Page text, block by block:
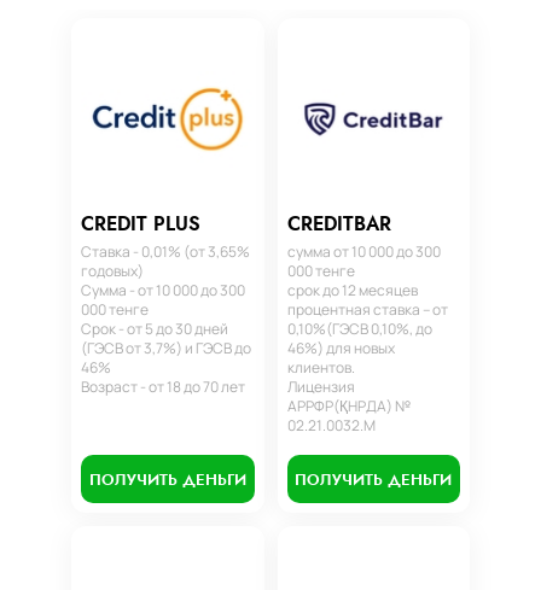
CREDIT PLUS
Ставка - 0,01% (от 3,65%
годовых)
Сумма - от 10 000 до 300
000 тенге
Срок - от 5 до 30 дней
(ГЭСВ от 3,7%) и ГЭСВ до
46%
Возраст - от 18 до 70 лет
ПОЛУЧИТЬ ДЕНЬГИ
CREDITBAR
сумма от 10 000 до 300
000 тенге
срок до 12 месяцев
процентная ставка – от
0,10%(ГЭСВ 0,10%, до
46%) для новых
клиентов.
Лицензия
АРРФР(ҚНРДА) №
02.21.0032.М
ПОЛУЧИТЬ ДЕНЬГИ